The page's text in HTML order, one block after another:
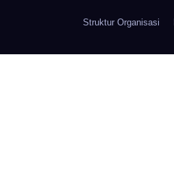
Struktur Organisasi